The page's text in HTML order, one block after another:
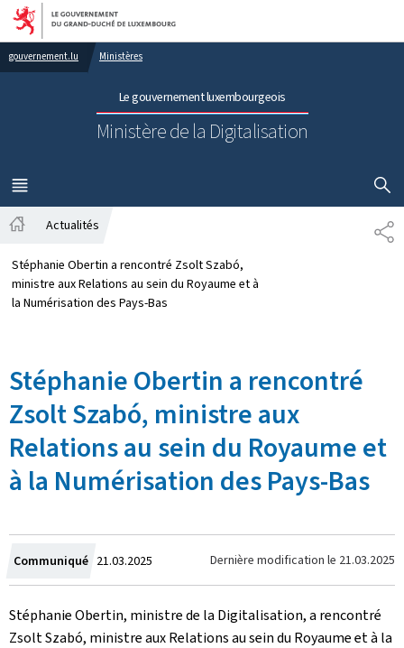
Aller au menu principal
Aller au contenu
gouvernement.lu Ministères
Le gouvernement luxembourgeois
Ministère de la Digitalisation
MENU
PRINCIPAL
Actualités
Stéphanie Obertin a rencontré Zsolt Szabó,
ministre aux Relations au sein du Royaume et à
la Numérisation des Pays-Bas
Stéphanie Obertin a rencontré
Zsolt Szabó, ministre aux
Relations au sein du Royaume et
à la Numérisation des Pays-Bas
Communiqué Crée
le
21.03.2025 Dernière modification le 21.03.2025
Stéphanie Obertin, ministre de la Digitalisation, a rencontré
Zsolt Szabó, ministre aux Relations au sein du Royaume et à la